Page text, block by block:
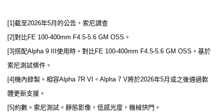
[1]截至2026年5月的公告，索尼調查
[2]對比FE 100-400mm F4.5-5.6 GM OSS。
[3]搭配Alpha 9 III使用時。對比FE 100-400mm F4.5-5.6 GM OSS。基於
索尼測試條件。
[4]機內錄製。相容Alpha 7R VI。Alpha 7 V將於2026年5月或之後通過軟
體更新支援。
[5]約數。索尼測試。靜態影像，低感光度，機械快門。